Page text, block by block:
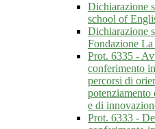
Dichiarazione
school of
Dichiarazione
Fondazione
Prot. 6335 -
conferimento
percorsi di
e di
Prot. 6333 -